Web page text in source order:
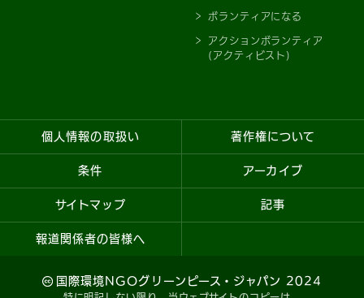
ボランティアになる
アクションボランティア
(アクティビスト)
個人情報の取扱い 著作権について
条件 アーカイブ
サイトマップ 記事
報道関係者の皆様へ
国際環境NGOグリーンピース・ジャパン 2024